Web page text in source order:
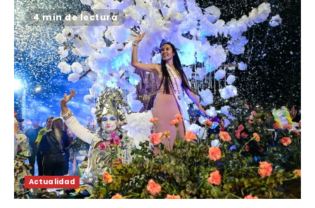
4 min de lectura
Actualidad